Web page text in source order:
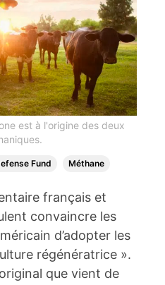
est à l'origine des deux
Fund Méthane
français et
convaincre les
d’adopter les
régénératrice ».
que vient de